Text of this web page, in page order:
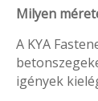
Milyen
A KYA
igények